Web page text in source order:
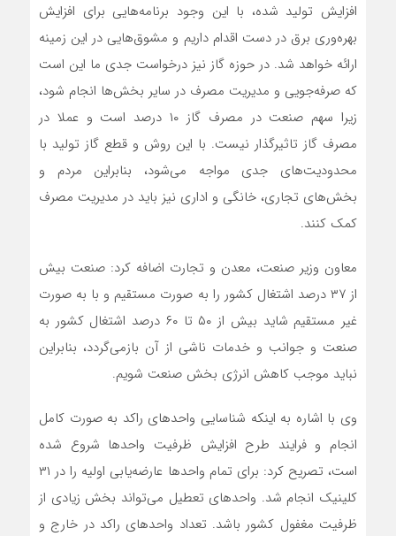
افزایش تولید شده، با این وجود برنامه‌هایی برای افزایش
بهره‌وری برق در دست اقدام داریم و مشوق‌هایی در این زمینه
ارائه خواهد شد. در حوزه گاز نیز درخواست جدی ما این است
که صرفه‌جویی و مدیریت مصرف در سایر بخش‌ها انجام شود،
زیرا سهم صنعت در مصرف گاز ۱۰ درصد است و عملا در
مصرف گاز تاثیرگذار نیست. با این روش و قطع گاز تولید با
محدودیت‌های جدی مواجه می‌شود، بنابراین مردم و
بخش‌های تجاری، خانگی و اداری نیز باید در مدیریت مصرف
کمک کنند.
معاون وزیر صنعت، معدن و تجارت اضافه کرد: صنعت بیش
از ۳۷ درصد اشتغال کشور را به صورت مستقیم و با به صورت
غیر مستقیم شاید بیش از ۵۰ تا ۶۰ درصد اشتغال کشور به
صنعت و جوانب و خدمات ناشی از آن بازمی‌گردد، بنابراین
نباید موجب کاهش انرژی بخش صنعت شویم.
وی با اشاره به اینکه شناسایی واحدهای راکد به صورت کامل
انجام و فرایند طرح افزایش ظرفیت واحدها شروع شده
است، تصریح کرد: برای تمام واحدها عارضه‌یابی اولیه را در ۳۱
کلینیک انجام شد. واحدهای تعطیل می‌تواند بخش زیادی از
ظرفیت مغفول کشور باشد. تعداد واحدهای راکد در خارج و